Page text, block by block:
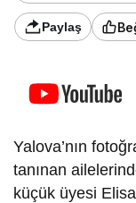
Paylaş
Yalova’nın
tanınan
küçük üyesi